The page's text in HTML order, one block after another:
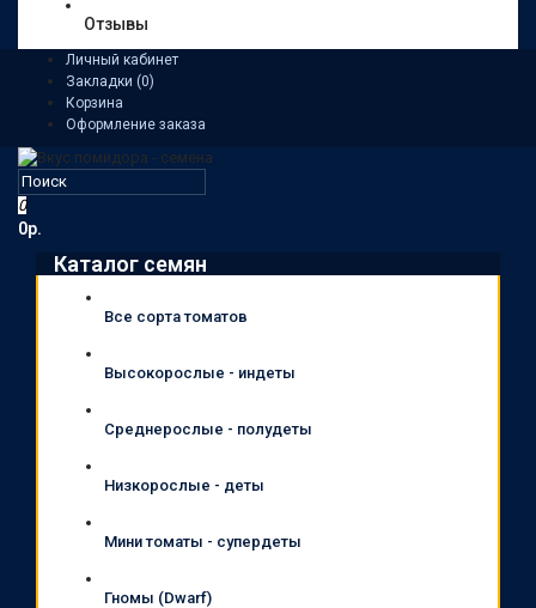
Отзывы
Личный кабинет
Закладки (0)
Корзина
Оформление заказа
0
0р.
Каталог семян
Все сорта томатов
Высокорослые - индеты
Среднерослые - полудеты
Низкорослые - деты
Мини томаты - супердеты
Гномы (Dwarf)